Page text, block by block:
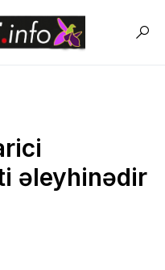
əleyhinədir